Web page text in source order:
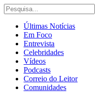
Últimas Notícias
Em Foco
Entrevista
Celebridades
Vídeos
Podcasts
Correio do Leitor
Comunidades